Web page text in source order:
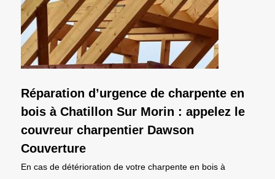
Réparation d’urgence de charpente en
bois à Chatillon Sur Morin : appelez le
couvreur charpentier Dawson
Couverture
En cas de détérioration de votre charpente en bois à